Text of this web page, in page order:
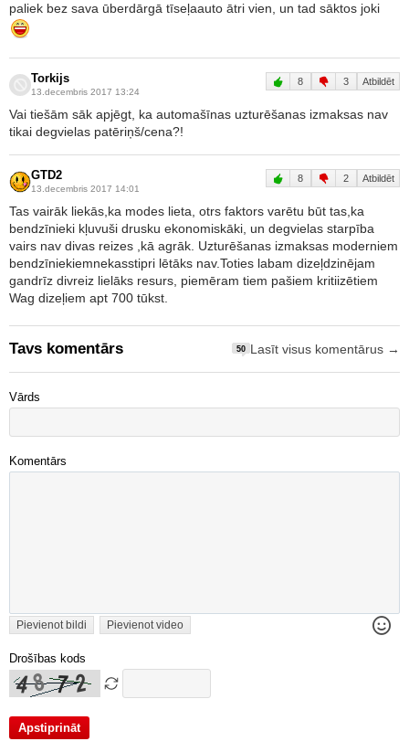
paliek bez sava ūberdārgā tīseļaauto ātri vien, un tad sāktos joki
Torkijs
13.decembris 2017 13:24
8 3 Atbildēt
Vai tiešām sāk apjēgt, ka automašīnas uzturēšanas izmaksas nav
tikai degvielas patēriņš/cena?!
GTD2
13.decembris 2017 14:01
8 2 Atbildēt
Tas vairāk liekās,ka modes lieta, otrs faktors varētu būt tas,ka
bendzīnieki kļuvuši drusku ekonomiskāki, un degvielas starpība
vairs nav divas reizes ,kā agrāk. Uzturēšanas izmaksas moderniem
bendzīniekiemnekasstipri lētāks nav.Toties labam dizeļdzinējam
gandrīz divreiz lielāks resurs, piemēram tiem pašiem kritiizētiem
Wag dizeļiem apt 700 tūkst.
Tavs komentārs 50 Lasīt visus komentārus →
Vārds
Komentārs
Pievienot bildi Pievienot video
Drošības kods